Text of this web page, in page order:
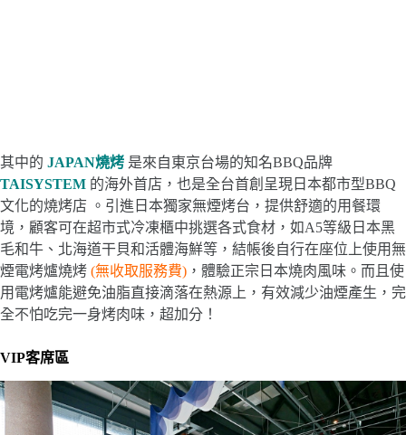
其中的 JAPAN燒烤 是來自東京台場的知名BBQ品牌
TAISYSTEM 的海外首店，也是全台首創呈現日本都市型BBQ
文化的燒烤店 。​引進日本獨家無煙烤台，提供舒適的用餐環
境，顧客可在超市式冷凍櫃中挑選各式食材，如A5等級日本黑
毛和牛、北海道干貝和活體海鮮等，結帳後自行在座位上使用無
煙電烤爐燒烤 (無收取服務費) ，體驗正宗日本燒肉風味。而且使
用電烤爐能避免油脂直接滴落在熱源上，有效減少油煙產生，完
全不怕吃完一身烤肉味，超加分！
VIP客席區